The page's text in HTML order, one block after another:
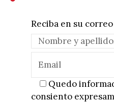
Reciba en su
Quedo
consiento